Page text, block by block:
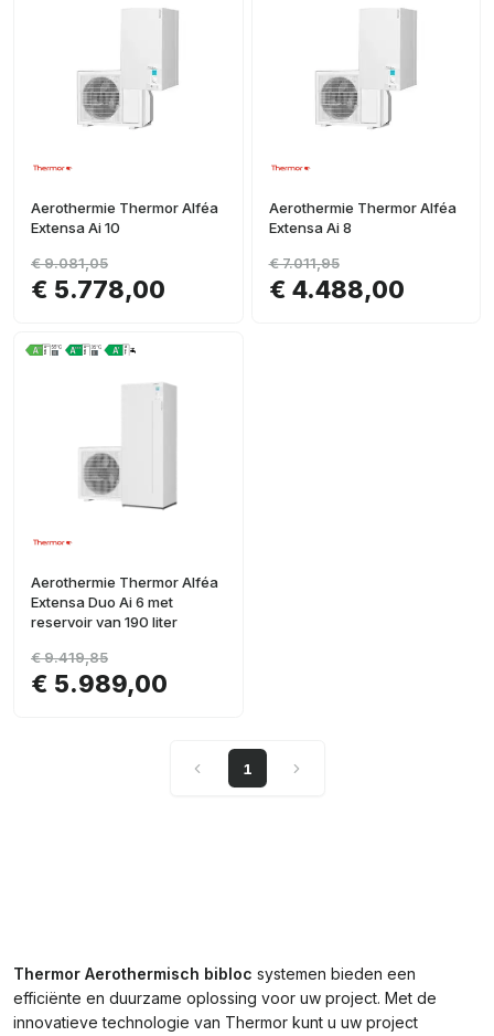
Aerothermie Thermor Alféa
Extensa Ai 10
€ 5.778,00
€ 9.081,05
Aerothermie Thermor Alféa
Extensa Ai 8
€ 4.488,00
€ 7.011,95
Aerothermie Thermor Alféa
Extensa Duo Ai 6 met
reservoir van 190 liter
€ 5.989,00
€ 9.419,85
1
Thermor Aerothermisch bibloc systemen bieden een
efficiënte en duurzame oplossing voor uw project. Met de
innovatieve technologie van Thermor kunt u uw project